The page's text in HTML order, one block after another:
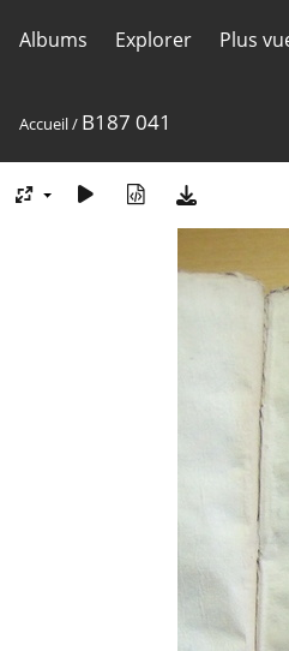
Albums Explorer Plus
Accueil/ B187 041